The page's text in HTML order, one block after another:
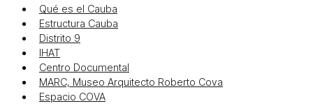
Qué es el Cauba
Estructura Cauba
Distrito 9
IHAT
Centro Documental
MARC, Museo Arquitecto Roberto Cova
Espacio COVA